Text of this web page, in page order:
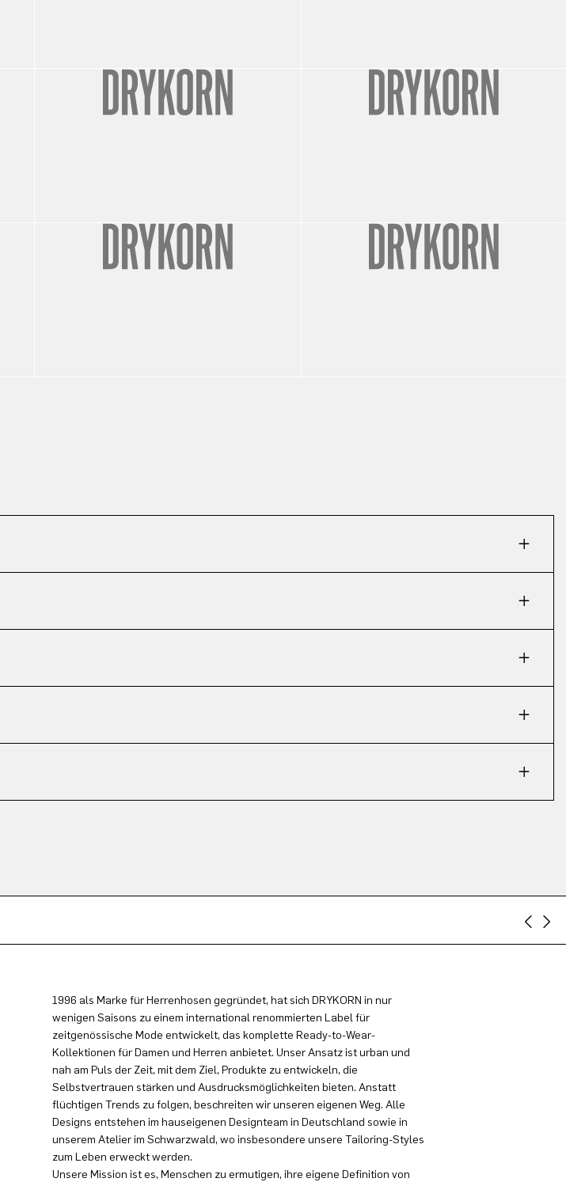
1996 als Marke für Herrenhosen gegründet, hat sich DRYKORN in nur
wenigen Saisons zu einem international renommierten Label für
zeitgenössische Mode entwickelt, das komplette Ready-to-Wear-
Kollektionen für Damen und Herren anbietet. Unser Ansatz ist urban und
nah am Puls der Zeit, mit dem Ziel, Produkte zu entwickeln, die
Selbstvertrauen stärken und Ausdrucksmöglichkeiten bieten. Anstatt
flüchtigen Trends zu folgen, beschreiten wir unseren eigenen Weg. Alle
Designs entstehen im hauseigenen Designteam in Deutschland sowie in
unserem Atelier im Schwarzwald, wo insbesondere unsere Tailoring-Styles
zum Leben erweckt werden.
Unsere Mission ist es, Menschen zu ermutigen, ihre eigene Definition von